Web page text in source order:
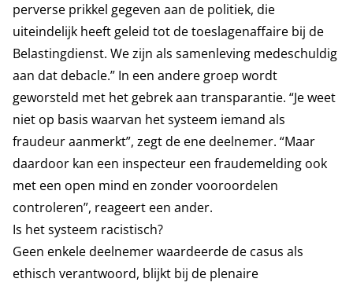
perverse prikkel gegeven aan de politiek, die
uiteindelijk heeft geleid tot de toeslagenaffaire bij de
Belastingdienst. We zijn als samenleving medeschuldig
aan dat debacle.” In een andere groep wordt
geworsteld met het gebrek aan transparantie. “Je weet
niet op basis waarvan het systeem iemand als
fraudeur aanmerkt”, zegt de ene deelnemer. “Maar
daardoor kan een inspecteur een fraudemelding ook
met een open mind en zonder vooroordelen
controleren”, reageert een ander.
Is het systeem racistisch?
Geen enkele deelnemer waardeerde de casus als
ethisch verantwoord, blijkt bij de plenaire